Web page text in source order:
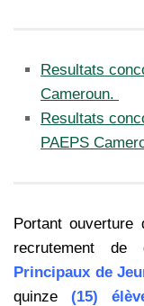
Resultats
Cameroun.
Resultats
PAEPS
Portant ouverture
recrutement de
Principaux de
quinze(15)